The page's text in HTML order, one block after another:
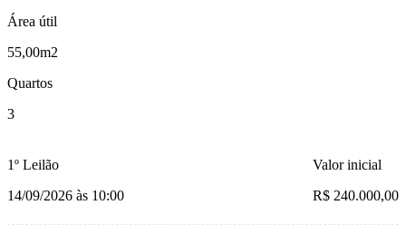
Área útil
55,00m2
Quartos
3
1º Leilão
14/09/2026 às 10:00
Valor inicial
R$ 240.000,00